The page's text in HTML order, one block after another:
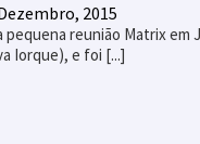
2015
pequena reunião Matrix
Iorque), e foi [...]